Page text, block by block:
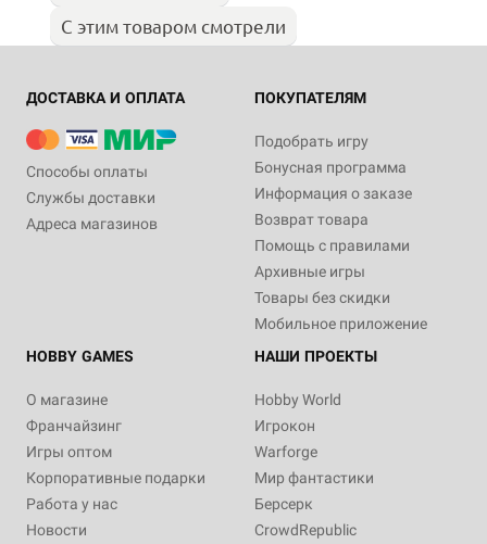
С этим товаром смотрели
ДОСТАВКА И ОПЛАТА
Способы оплаты
Службы доставки
Адреса магазинов
ПОКУПАТЕЛЯМ
Подобрать игру
Бонусная программа
Информация о заказе
Возврат товара
Помощь с правилами
Архивные игры
Товары без скидки
Мобильное приложение
HOBBY GAMES
О магазине
Франчайзинг
Игры оптом
Корпоративные подарки
Работа у нас
Новости
НАШИ ПРОЕКТЫ
Hobby World
Игрокон
Warforge
Мир фантастики
Берсерк
CrowdRepublic